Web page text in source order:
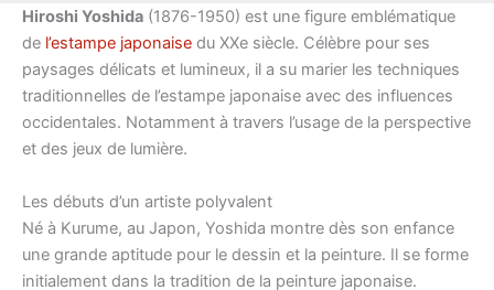
Hiroshi Yoshida (1876-1950) est une figure emblématique
de l’estampe japonaise du XXe siècle. Célèbre pour ses
paysages délicats et lumineux, il a su marier les techniques
traditionnelles de l’estampe japonaise avec des influences
occidentales. Notamment à travers l’usage de la perspective
et des jeux de lumière.
Les débuts d’un artiste polyvalent
Né à Kurume, au Japon, Yoshida montre dès son enfance
une grande aptitude pour le dessin et la peinture. Il se forme
initialement dans la tradition de la peinture japonaise.